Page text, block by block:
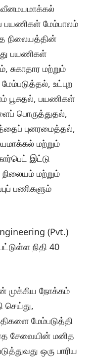
பயணிகள் மேம்பாலம்
நிலையத்தின்
பயணிகள்
சுகாதார மற்றும்
உட்புற
பூசுதல், பயணிகள்
பொருத்துதல்,
புனரமைத்தல்,
மற்றும்
இட்டு
மற்றும்
பணிகளும்
(Pvt.)
நிதி 40
முக்கிய நோக்கம்
செய்து,
மேம்படுத்தி
சேவையின் மனித
ஒரு பாரிய